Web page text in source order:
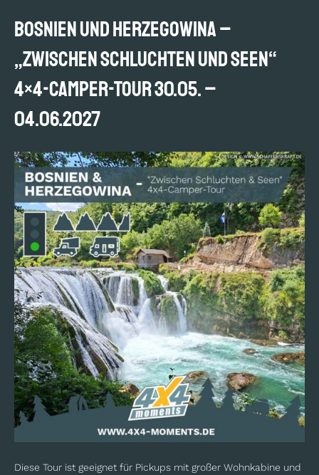
BOSNIEN und HERZEGOWINA –
„Zwischen Schluchten und Seen“
4×4-Camper-Tour 30.05. –
04.06.2027
Diese Tour ist geeignet für Pickups mit großer Wohnkabine und